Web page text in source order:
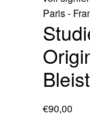
Paris -
€90,00